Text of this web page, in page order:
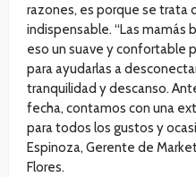
razones, es porque se trata
indispensable. “Las mamás
eso un suave y confortable
para ayudarlas a
tranquilidad y descanso.
fecha, contamos con una
para todos los gustos y
Espinoza, Gerente de
Flores.